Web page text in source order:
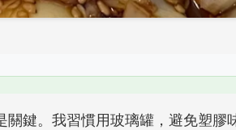
鍵。我習慣用玻璃罐，避免塑膠